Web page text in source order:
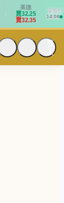
美匯
買32.25
賣32.35
更新於
14:08
登
入